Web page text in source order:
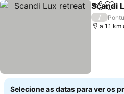
Partilhar
Scandi
/
a 1.1
Selecione as datas para ver os